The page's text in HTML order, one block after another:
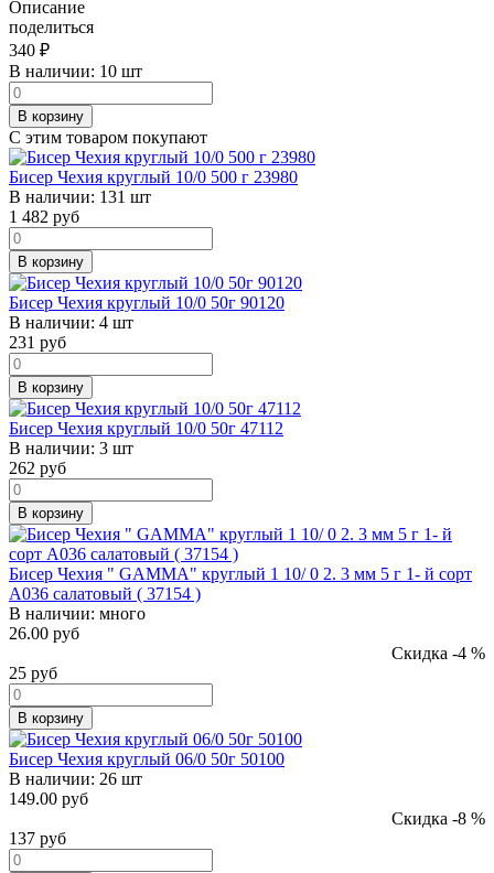
Описание
поделиться
340 ₽
В наличии: 10 шт
В корзину
С этим товаром покупают
Бисер Чехия круглый 10/0 500 г 23980
В наличии: 131 шт
1 482 руб
В корзину
Бисер Чехия круглый 10/0 50г 90120
В наличии: 4 шт
231 руб
В корзину
Бисер Чехия круглый 10/0 50г 47112
В наличии: 3 шт
262 руб
В корзину
Бисер Чехия " GAMMA" круглый 1 10/ 0 2. 3 мм 5 г 1- й сорт
A036 салатовый ( 37154 )
В наличии: много
26.00 руб
Скидка -4 %
25 руб
В корзину
Бисер Чехия круглый 06/0 50г 50100
В наличии: 26 шт
149.00 руб
Скидка -8 %
137 руб